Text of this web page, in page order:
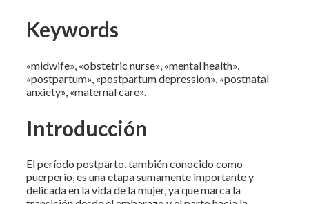
Keywords
«midwife», «obstetric nurse», «mental health»,
«postpartum», «postpartum depression», «postnatal
anxiety», «maternal care».
Introducción
El período postparto, también conocido como
puerperio, es una etapa sumamente importante y
delicada en la vida de la mujer, ya que marca la